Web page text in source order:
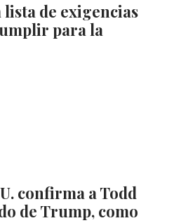
de exigencias
para la
confirma a Todd
de Trump, como